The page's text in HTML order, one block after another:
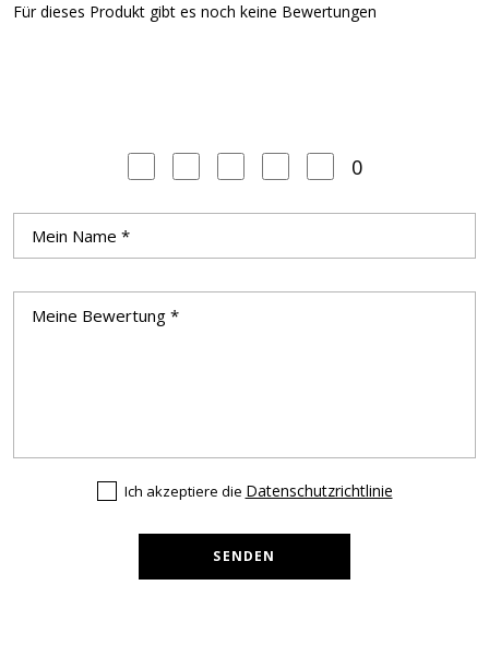
Für dieses Produkt gibt es noch keine Bewertungen
0
Ich akzeptiere die Datenschutzrichtlinie
SENDEN